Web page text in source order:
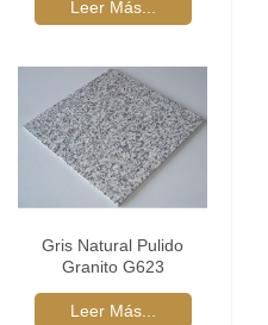
Leer Más...
Gris Natural Pulido
Granito G623
Leer Más...